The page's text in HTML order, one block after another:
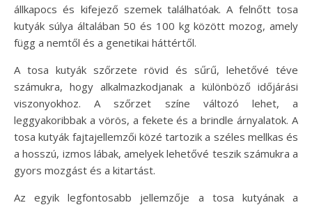
állkapocs és kifejező szemek találhatóak. A felnőtt tosa
kutyák súlya általában 50 és 100 kg között mozog, amely
függ a nemtől és a genetikai háttértől.
A tosa kutyák szőrzete rövid és sűrű, lehetővé téve
számukra, hogy alkalmazkodjanak a különböző időjárási
viszonyokhoz. A szőrzet színe változó lehet, a
leggyakoribbak a vörös, a fekete és a brindle árnyalatok. A
tosa kutyák fajtajellemzői közé tartozik a széles mellkas és
a hosszú, izmos lábak, amelyek lehetővé teszik számukra a
gyors mozgást és a kitartást.
Az egyik legfontosabb jellemzője a tosa kutyának a